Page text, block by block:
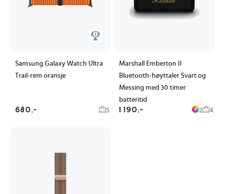
Samsung Galaxy Watch Ultra
Trail-rem oransje
680,- 5
Marshall Emberton II
Bluetooth-høyttaler Svart og
Messing med 30 timer
batteritid
1 190,- 2 4